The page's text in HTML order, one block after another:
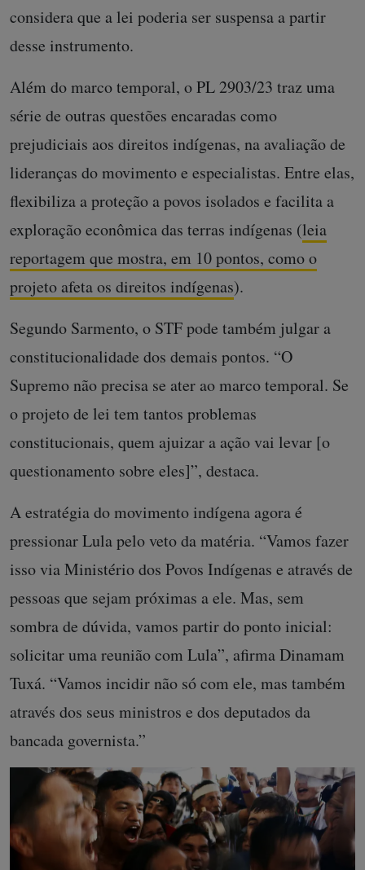
considera que a lei poderia ser suspensa a partir
desse instrumento.
Além do marco temporal, o PL 2903/23 traz uma
série de outras questões encaradas como
prejudiciais aos direitos indígenas, na avaliação de
lideranças do movimento e especialistas. Entre elas,
flexibiliza a proteção a povos isolados e facilita a
exploração econômica das terras indígenas (leia
reportagem que mostra, em 10 pontos, como o
projeto afeta os direitos indígenas).
Segundo Sarmento, o STF pode também julgar a
constitucionalidade dos demais pontos. “O
Supremo não precisa se ater ao marco temporal. Se
o projeto de lei tem tantos problemas
constitucionais, quem ajuizar a ação vai levar [o
questionamento sobre eles]”, destaca.
A estratégia do movimento indígena agora é
pressionar Lula pelo veto da matéria. “Vamos fazer
isso via Ministério dos Povos Indígenas e através de
pessoas que sejam próximas a ele. Mas, sem
sombra de dúvida, vamos partir do ponto inicial:
solicitar uma reunião com Lula”, afirma Dinamam
Tuxá. “Vamos incidir não só com ele, mas também
através dos seus ministros e dos deputados da
bancada governista.”